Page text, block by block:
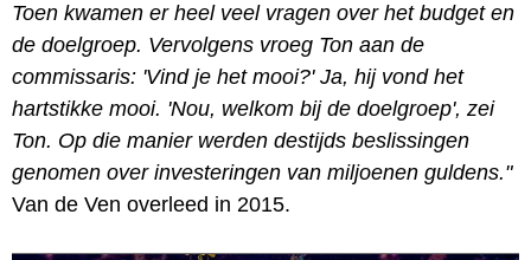
Toen kwamen er heel veel vragen over het budget en
de doelgroep. Vervolgens vroeg Ton aan de
commissaris: 'Vind je het mooi?' Ja, hij vond het
hartstikke mooi. 'Nou, welkom bij de doelgroep', zei
Ton. Op die manier werden destijds beslissingen
genomen over investeringen van miljoenen guldens."
Van de Ven overleed in 2015.